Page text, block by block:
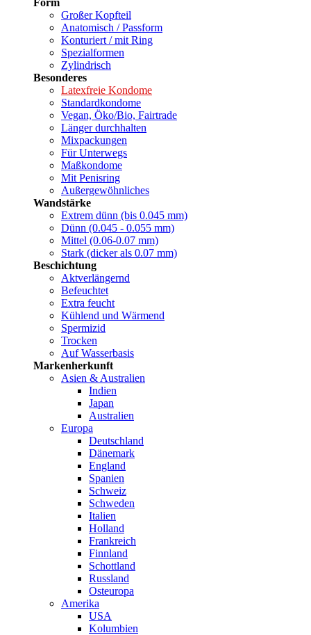
Form
Großer Kopfteil
Anatomisch / Passform
Konturiert / mit Ring
Spezialformen
Zylindrisch
Besonderes
Latexfreie Kondome
Standardkondome
Vegan, Öko/Bio, Fairtrade
Länger durchhalten
Mixpackungen
Für Unterwegs
Maßkondome
Mit Penisring
Außergewöhnliches
Wandstärke
Extrem dünn (bis 0.045 mm)
Dünn (0.045 - 0.055 mm)
Mittel (0.06-0.07 mm)
Stark (dicker als 0.07 mm)
Beschichtung
Aktverlängernd
Befeuchtet
Extra feucht
Kühlend und Wärmend
Spermizid
Trocken
Auf Wasserbasis
Markenherkunft
Asien & Australien
Indien
Japan
Australien
Europa
Deutschland
Dänemark
England
Spanien
Schweiz
Schweden
Italien
Holland
Frankreich
Finnland
Schottland
Russland
Osteuropa
Amerika
USA
Kolumbien